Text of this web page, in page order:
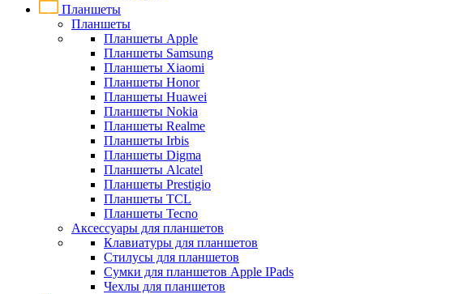
Планшеты
Планшеты
Планшеты Apple
Планшеты Samsung
Планшеты Xiaomi
Планшеты Honor
Планшеты Huawei
Планшеты Nokia
Планшеты Realme
Планшеты Irbis
Планшеты Digma
Планшеты Alcatel
Планшеты Prestigio
Планшеты TCL
Планшеты Tecno
Аксессуары для планшетов
Клавиатуры для планшетов
Стилусы для планшетов
Сумки для планшетов Apple IPads
Чехлы для планшетов